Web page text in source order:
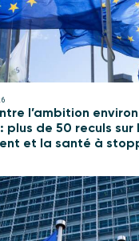
l’ambition
plus de 50 reculs sur
et la santé à